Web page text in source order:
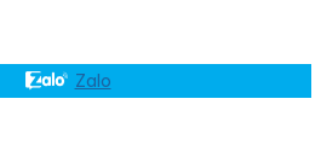
Zalo